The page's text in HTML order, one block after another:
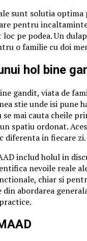
sunt solutia optima
pentru
pe podea. Un
o familie cu doi
hol bine
gandit, viata de
stie unde isi pune
mai cauta cheile
spatiu ordonat.
diferenta in fiecare zi.
includ holul in
nevoile reale
chiar si
abordarea